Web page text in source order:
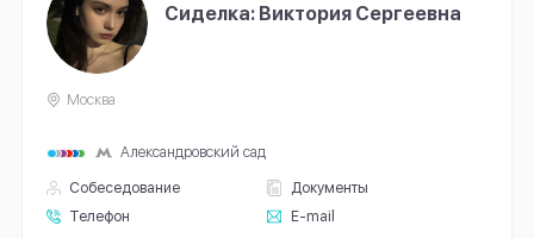
Сиделка: Виктория Сергеевна
Собеседование
Документы
Телефон
E-mail
Москва
Александровский сад